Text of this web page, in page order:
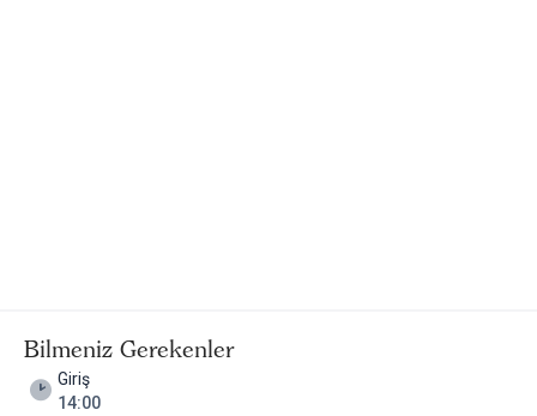
Bilmeniz Gerekenler
Giriş
14:00